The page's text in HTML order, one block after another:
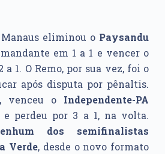
eliminou o Paysandu
em 1 a 1 e vencer o
1. O Remo, por sua vez, foi o
após disputa por pênaltis.
venceu o Independente-PA
perdeu por 3 a 1, na volta.
dos semifinalistas
Verde, desde o novo formato